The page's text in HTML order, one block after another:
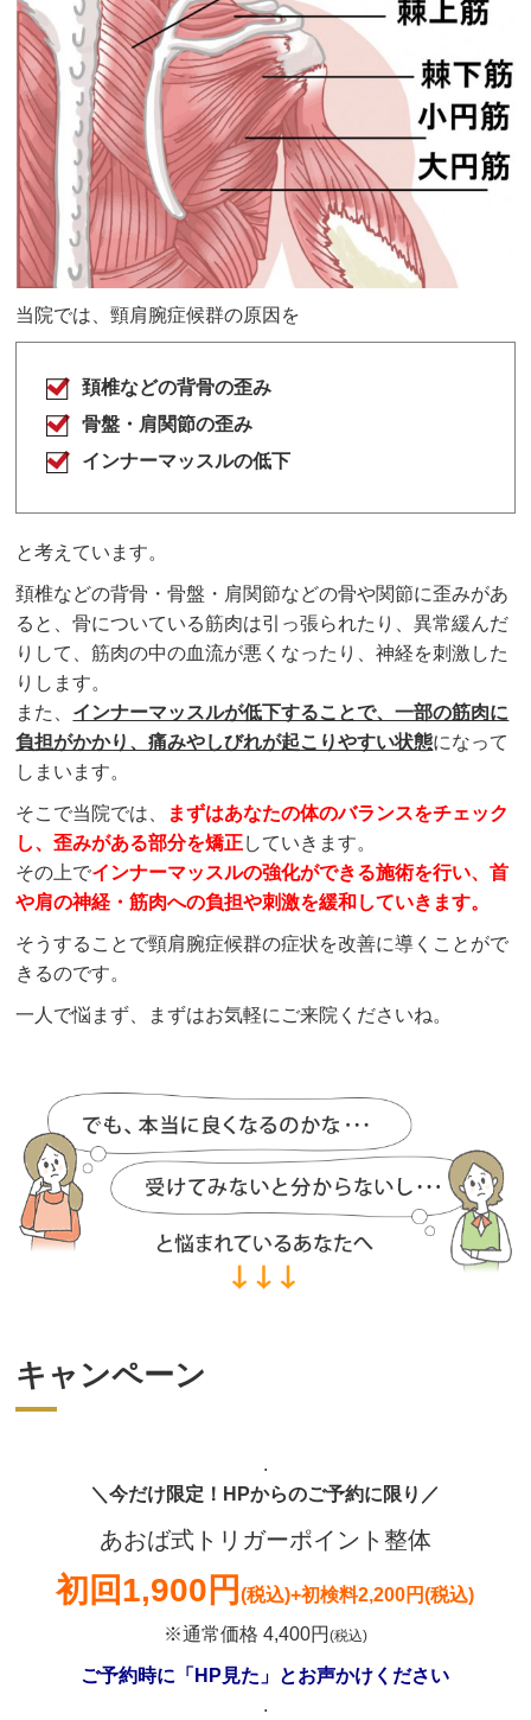
当院では、頸肩腕症候群の原因を
頚椎などの背骨の歪み
骨盤・肩関節の歪み
インナーマッスルの低下
と考えています。
頚椎などの背骨・骨盤・肩関節などの骨や関節に歪みがあ
ると、骨についている筋肉は引っ張られたり、異常緩んだ
りして、筋肉の中の血流が悪くなったり、神経を刺激した
りします。
また、 インナーマッスルが低下することで、一部の筋肉に
負担がかかり、痛みやしびれが起こりやすい状態になって
しまいます。
そこで当院では、
まずはあなたの体のバランスをチェック
し、歪みがある部分を矯正していきます。
その上でインナーマッスルの強化ができる施術を行い、首
や肩の神経・筋肉への負担や刺激を緩和していきます。
そうすることで頸肩腕症候群の症状を改善に導くことがで
きるのです。
一人で悩まず、まずはお気軽にご来院くださいね。
キャンペーン
.
＼今だけ限定！HPからのご予約に限り／
あおば式トリガーポイント整体
初回1,900円(税込)+初検料2,200円(税込)
※通常価格 4,400円 (税込)
ご予約時に「HP見た」とお声かけください
.